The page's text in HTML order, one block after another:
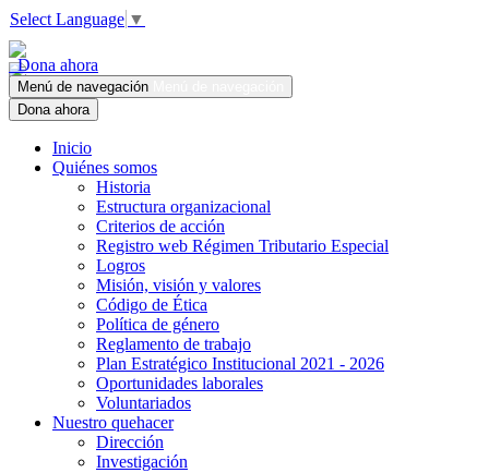
Select Language ▼
Dona ahora
Menú de navegación
Dona ahora
Inicio
Quiénes somos
Historia
Estructura organizacional
Criterios de acción
Registro web Régimen Tributario Especial
Logros
Misión, visión y valores
Código de Ética
Política de género
Reglamento de trabajo
Plan Estratégico Institucional 2021 - 2026
Oportunidades laborales
Voluntariados
Nuestro quehacer
Dirección
Investigación